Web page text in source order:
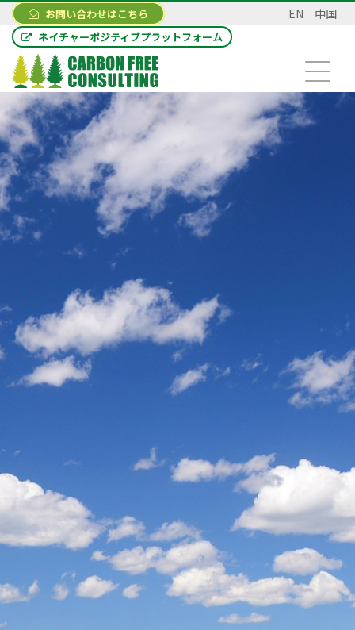
お問い合わせはこちら EN 中国
ネイチャーポジティブプラットフォーム
お知らせ